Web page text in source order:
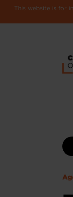
This website is for